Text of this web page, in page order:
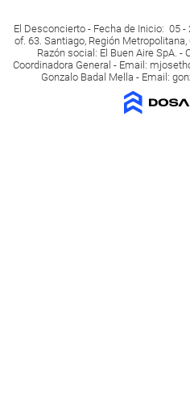
El Desconcierto - Fecha de Inicio: 05
of. 63. Santiago, Región
Razón social: El Buen Aire SpA.
Coordinadora General - Email:
Gonzalo Badal Mella - Email: